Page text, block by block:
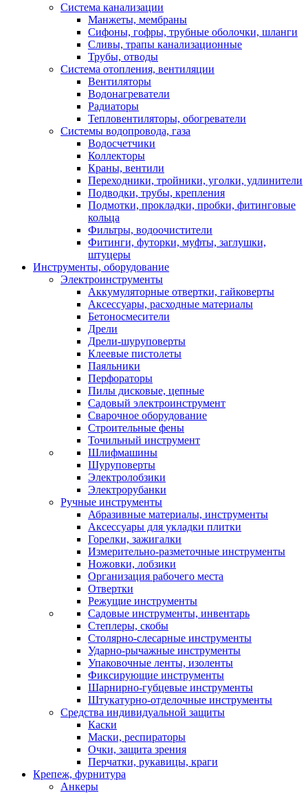
Система канализации
Манжеты, мембраны
Сифоны, гофры, трубные оболочки, шланги
Сливы, трапы канализационные
Трубы, отводы
Система отопления, вентиляции
Вентиляторы
Водонагреватели
Радиаторы
Тепловентиляторы, обогреватели
Системы водопровода, газа
Водосчетчики
Коллекторы
Краны, вентили
Переходники, тройники, уголки, удлинители
Подводки, трубы, крепления
Подмотки, прокладки, пробки, фитинговые
кольца
Фильтры, водоочистители
Фитинги, футорки, муфты, заглушки,
штуцеры
Инструменты, оборудование
Электроинструменты
Аккумуляторные отвертки, гайковерты
Аксессуары, расходные материалы
Бетоносмесители
Дрели
Дрели-шуруповерты
Клеевые пистолеты
Паяльники
Перфораторы
Пилы дисковые, цепные
Садовый электроинструмент
Сварочное оборудование
Строительные фены
Точильный инструмент
Шлифмашины
Шуруповерты
Электролобзики
Электрорубанки
Ручные инструменты
Абразивные материалы, инструменты
Аксессуары для укладки плитки
Горелки, зажигалки
Измерительно-разметочные инструменты
Ножовки, лобзики
Организация рабочего места
Отвертки
Режущие инструменты
Садовые инструменты, инвентарь
Степлеры, скобы
Столярно-слесарные инструменты
Ударно-рычажные инструменты
Упаковочные ленты, изоленты
Фиксирующие инструменты
Шарнирно-губцевые инструменты
Штукатурно-отделочные инструменты
Средства индивидуальной защиты
Каски
Маски, респираторы
Очки, защита зрения
Перчатки, рукавицы, краги
Крепеж, фурнитура
Анкеры